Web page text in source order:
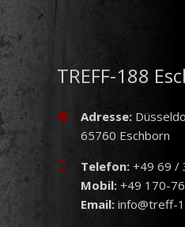
TREFF-188
Adresse:
65760 Eschborn
Telefon: +49 69 /
Mobil: +49 170-
Email: info@treff-